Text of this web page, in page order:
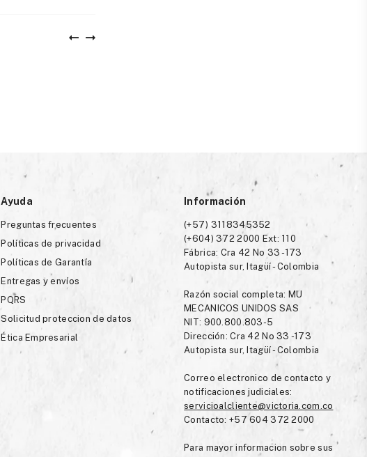
Ayuda
Preguntas frecuentes
Políticas de privacidad
Políticas de Garantía
Entregas y envíos
PQRS
Solicitud proteccion de datos
Ética Empresarial
Información
(+57) 3118345352
(+604) 372 2000 Ext: 110
Fábrica: Cra 42 No 33 -173
Autopista sur, Itagüí - Colombia
Razón social completa: MU
MECANICOS UNIDOS SAS
NIT: 900.800.803-5
Dirección: Cra 42 No 33 -173
Autopista sur, Itagüí - Colombia
Correo electronico de contacto y
notificaciones judiciales:
servicioalcliente@victoria.com.co
Contacto: +57 604 372 2000
Para mayor informacion sobre sus